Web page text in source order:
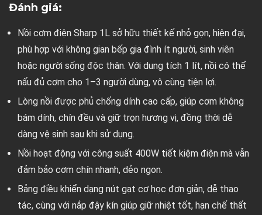
Đánh giá:
Nồi cơm điện Sharp 1L sở hữu thiết kế nhỏ gọn, hiện đại,
phù hợp với không gian bếp gia đình ít người, sinh viên
hoặc người sống độc thân. Với dung tích 1 lít, nồi có thể
nấu đủ cơm cho 1–3 người dùng, vô cùng tiện lợi.
Lòng nồi được phủ chống dính cao cấp, giúp cơm không
bám dính, chín đều và giữ trọn hương vị, đồng thời dễ
dàng vệ sinh sau khi sử dụng.
Nồi hoạt động với công suất 400W tiết kiệm điện mà vẫn
đảm bảo cơm chín nhanh, dẻo ngon.
Bảng điều khiển dạng nút gạt cơ học đơn giản, dễ thao
tác, cùng với nắp đậy kín giúp giữ nhiệt tốt, hạn chế thất